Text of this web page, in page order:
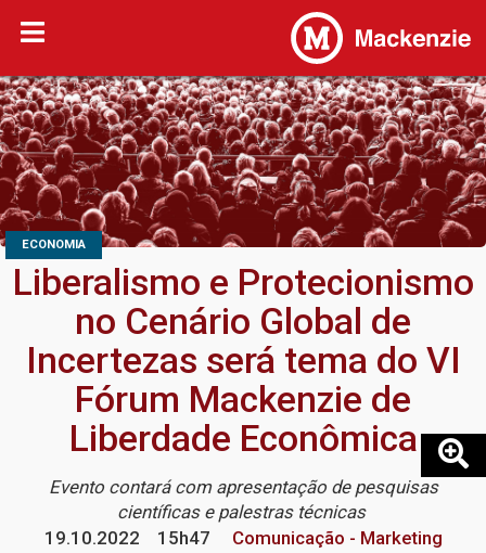
ECONOMIA
Liberalismo e Protecionismo
no Cenário Global de
Incertezas será tema do VI
Fórum Mackenzie de
Liberdade Econômica
Evento contará com apresentação de pesquisas
científicas e palestras técnicas
19.10.2022
15h47
Comunicação - Marketing